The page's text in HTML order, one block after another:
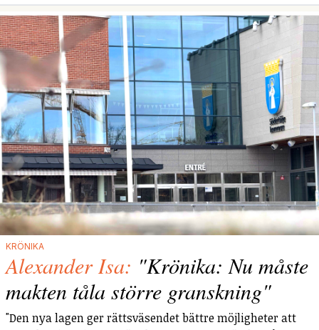
KRÖNIKA
Alexander Isa: "Krönika: Nu måste
makten tåla större granskning"
"Den nya lagen ger rättsväsendet bättre möjligheter att